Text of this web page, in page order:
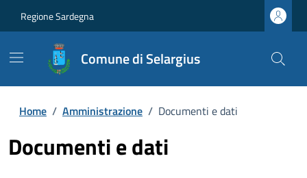
Regione Sardegna
Comune di Selargius
Home / Amministrazione / Documenti e dati
Documenti e dati